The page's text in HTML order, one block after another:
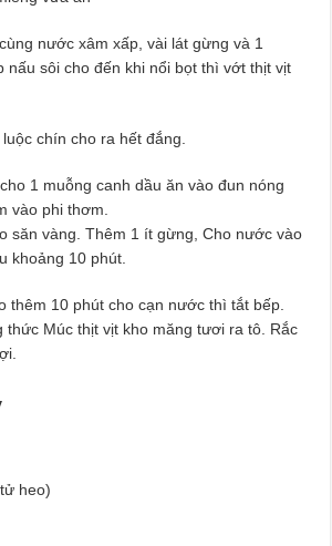
nước xâm xấp, vài lát gừng và 1
nấu sôi cho đến khi nổi bọt thì vớt thịt vịt
chín cho ra hết đắng.
1 muỗng canh dầu ăn vào đun nóng
vào phi thơm.
săn vàng. Thêm 1 ít gừng, Cho nước vào
khoảng 10 phút.
thêm 10 phút cho cạn nước thì tắt bếp.
thức Múc thịt vịt kho măng tươi ra tô. Rắc
heo)